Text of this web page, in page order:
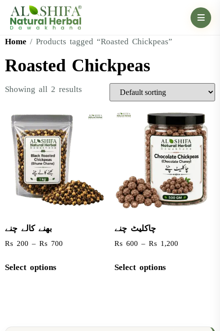
Home / Products tagged “Roasted Chickpeas”
Roasted Chickpeas
Showing all 2 results
بھنے کالے چنے
₨ 200 – ₨ 700
Select options
چاکلیٹ چنے
₨ 600 – ₨ 1,200
Select options